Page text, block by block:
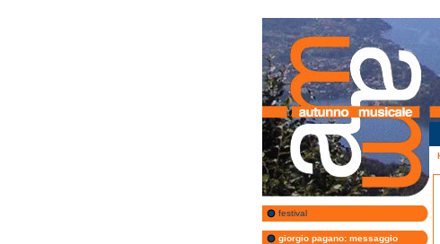
festival
giorgio pagano: messaggio